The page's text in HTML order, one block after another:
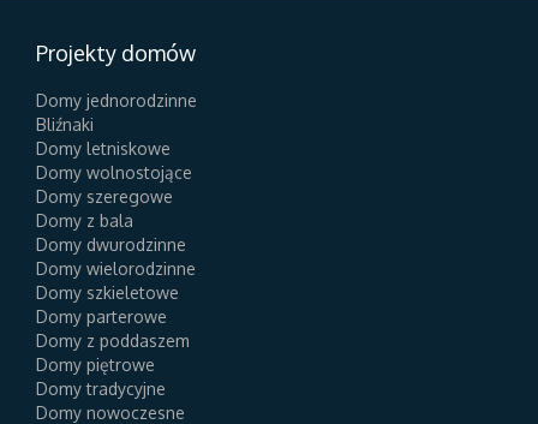
Projekty domów
Domy jednorodzinne
Bliźnaki
Domy letniskowe
Domy wolnostojące
Domy szeregowe
Domy z bala
Domy dwurodzinne
Domy wielorodzinne
Domy szkieletowe
Domy parterowe
Domy z poddaszem
Domy piętrowe
Domy tradycyjne
Domy nowoczesne